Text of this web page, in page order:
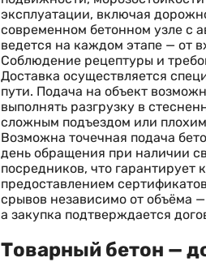
эксплуатации, включая
современном бетонном узле с
ведется на каждом этапе — от
Соблюдение рецептуры и
Доставка осуществляется
пути. Подача на объект
выполнять разгрузку в
сложным подъездом или
Возможна точечная подача
день обращения при наличии
посредников, что гарантирует
предоставлением
срывов независимо от объёма
а закупка подтверждается
Товарный бетон —